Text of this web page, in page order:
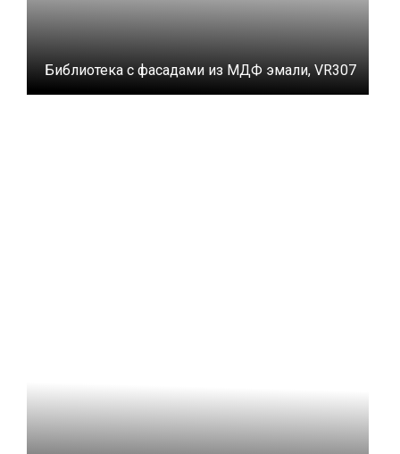
Библиотека с фасадами из МДФ эмали, VR307